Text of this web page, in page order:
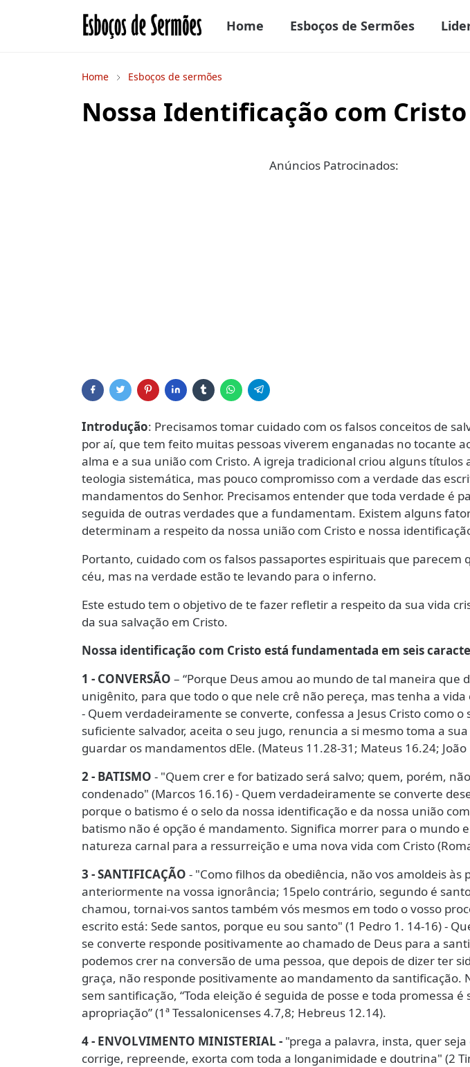
Home Esboços de Sermões
Home Esboços de sermões
Nossa Identificação com Cristo
Anúncios Patrocinados:
Introdução: Precisamos tomar cuidado com os falsos conceitos de
por aí, que tem feito muitas pessoas viverem enganadas no tocante
alma e a sua união com Cristo. A igreja tradicional criou alguns títulos
teologia sistemática, mas pouco compromisso com a verdade das
mandamentos do Senhor. Precisamos entender que toda verdade é
seguida de outras verdades que a fundamentam. Existem alguns
determinam a respeito da nossa união com Cristo e nossa
Portanto, cuidado com os falsos passaportes espirituais que parecem
céu, mas na verdade estão te levando para o inferno.
Este estudo tem o objetivo de te fazer refletir a respeito da sua vida
da sua salvação em Cristo.
Nossa identificação com Cristo está fundamentada em seis
1 - CONVERSÃO – “Porque Deus amou ao mundo de tal maneira que
unigênito, para que todo o que nele crê não pereça, mas tenha a vida
- Quem verdadeiramente se converte, confessa a Jesus Cristo como o
suficiente salvador, aceita o seu jugo, renuncia a si mesmo toma a sua
guardar os mandamentos dEle. (Mateus 11.28-31; Mateus 16.24; João
2 - BATISMO - "Quem crer e for batizado será salvo; quem, porém,
condenado" (Marcos 16.16) - Quem verdadeiramente se converte
porque o batismo é o selo da nossa identificação e da nossa união
batismo não é opção é mandamento. Significa morrer para o mundo
natureza carnal para a ressurreição e uma nova vida com Cristo
3 - SANTIFICAÇÃO - "Como filhos da obediência, não vos amoldeis às
anteriormente na vossa ignorância; 15pelo contrário, segundo é
chamou, tornai-vos santos também vós mesmos em todo o vosso
escrito está: Sede santos, porque eu sou santo" (1 Pedro 1. 14-16) -
se converte responde positivamente ao chamado de Deus para a
podemos crer na conversão de uma pessoa, que depois de dizer ter
graça, não responde positivamente ao mandamento da santificação.
sem santificação, “Toda eleição é seguida de posse e toda promessa é
apropriação” (1ª Tessalonicenses 4.7,8; Hebreus 12.14).
4 - ENVOLVIMENTO MINISTERIAL - "prega a palavra, insta, quer
corrige, repreende, exorta com toda a longanimidade e doutrina" (2